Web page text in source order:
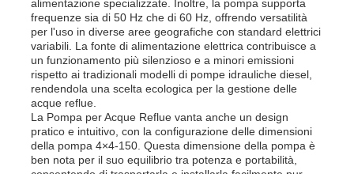
Contattaci
notizie
Tutti i casi
Richiedere un preventivo
alimentazione specializzate. Inoltre, la pompa supporta
frequenze sia di 50 Hz che di 60 Hz, offrendo versatilità
per l'uso in diverse aree geografiche con standard elettrici
variabili. La fonte di alimentazione elettrica contribuisce a
un funzionamento più silenzioso e a minori emissioni
rispetto ai tradizionali modelli di pompe idrauliche diesel,
rendendola una scelta ecologica per la gestione delle
acque reflue.
La Pompa per Acque Reflue vanta anche un design
pratico e intuitivo, con la configurazione delle dimensioni
della pompa 4×4-150. Questa dimensione della pompa è
ben nota per il suo equilibrio tra potenza e portabilità,